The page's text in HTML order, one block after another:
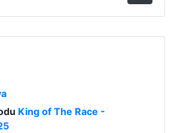
King of The Race -